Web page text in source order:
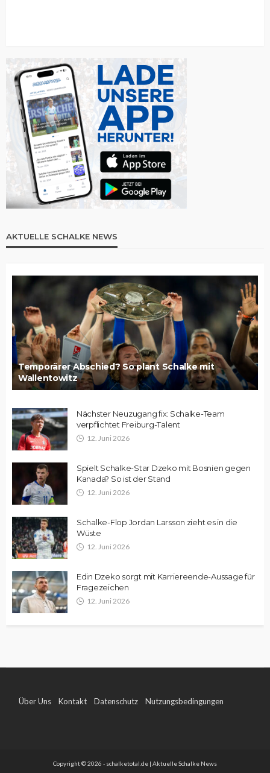
AKTUELLE SCHALKE NEWS
Temporärer Abschied? So plant Schalke mit
Wallentowitz
Nächster Neuzugang fix: Schalke-Team
verpflichtet Freiburg-Talent
12. Juni 2026
Spielt Schalke-Star Dzeko mit Bosnien gegen
Kanada? So ist der Stand
12. Juni 2026
Schalke-Flop Jordan Larsson zieht es in die
Wüste
12. Juni 2026
Edin Dzeko sorgt mit Karriereende-Aussage für
Fragezeichen
12. Juni 2026
Über Uns Kontakt Datenschutz Nutzungsbedingungen
Copyright © 2026 - schalketotal.de | Aktuelle Schalke News